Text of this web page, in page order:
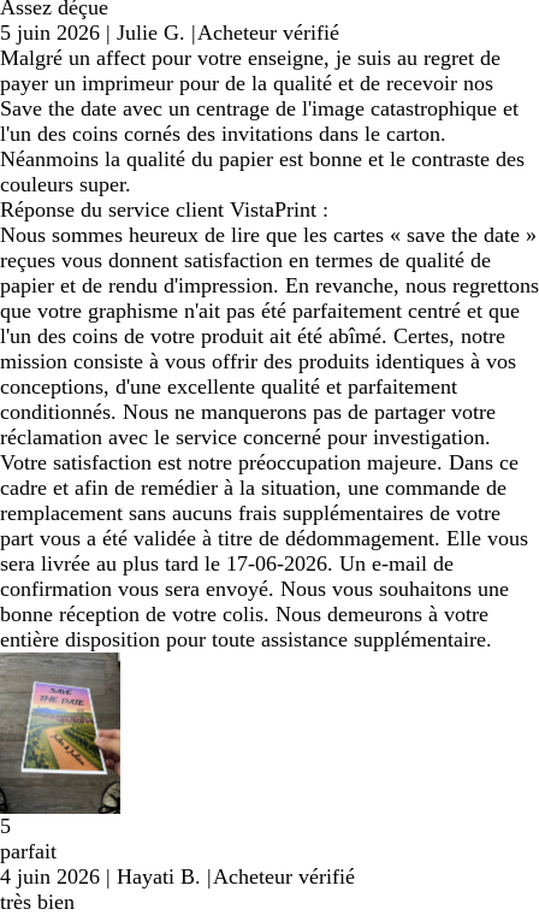
Assez déçue
5 juin 2026 | Julie G. |Acheteur vérifié
Malgré un affect pour votre enseigne, je suis au regret de
payer un imprimeur pour de la qualité et de recevoir nos
Save the date avec un centrage de l'image catastrophique et
l'un des coins cornés des invitations dans le carton.
Néanmoins la qualité du papier est bonne et le contraste des
couleurs super.
Réponse du service client VistaPrint :
Nous sommes heureux de lire que les cartes « save the date »
reçues vous donnent satisfaction en termes de qualité de
papier et de rendu d'impression. En revanche, nous regrettons
que votre graphisme n'ait pas été parfaitement centré et que
l'un des coins de votre produit ait été abîmé. Certes, notre
mission consiste à vous offrir des produits identiques à vos
conceptions, d'une excellente qualité et parfaitement
conditionnés. Nous ne manquerons pas de partager votre
réclamation avec le service concerné pour investigation.
Votre satisfaction est notre préoccupation majeure. Dans ce
cadre et afin de remédier à la situation, une commande de
remplacement sans aucuns frais supplémentaires de votre
part vous a été validée à titre de dédommagement. Elle vous
sera livrée au plus tard le 17-06-2026. Un e-mail de
confirmation vous sera envoyé. Nous vous souhaitons une
bonne réception de votre colis. Nous demeurons à votre
entière disposition pour toute assistance supplémentaire.
5
parfait
4 juin 2026 | Hayati B. |Acheteur vérifié
très bien